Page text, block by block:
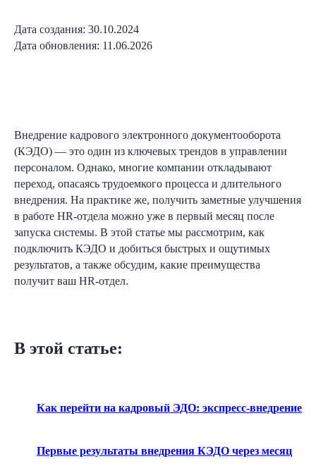
Дата создания: 30.10.2024
Дата обновления: 11.06.2026
Внедрение кадрового электронного документооборота
(КЭДО) — это один из ключевых трендов в управлении
персоналом. Однако, многие компании откладывают
переход, опасаясь трудоемкого процесса и длительного
внедрения. На практике же, получить заметные улучшения
в работе HR-отдела можно уже в первый месяц после
запуска системы. В этой статье мы рассмотрим, как
подключить КЭДО и добиться быстрых и ощутимых
результатов, а также обсудим, какие преимущества
получит ваш HR-отдел.
В этой статье:
Как перейти на кадровый ЭДО: экспресс-внедрение
Первые результаты внедрения КЭДО через месяц